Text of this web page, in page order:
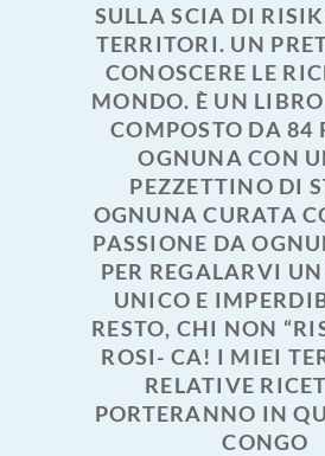
SULLA SCIA DI
TERRITORI. UN
CONOSCERE LE
MONDO. È UN
COMPOSTO DA 84
OGNUNA CON
PEZZETTINO DI
OGNUNA CURATA
PASSIONE DA
PER REGALARVI
UNICO E
RESTO, CHI NON
ROSI- CA! I MIEI
RELATIVE
PORTERANNO IN
CONGO